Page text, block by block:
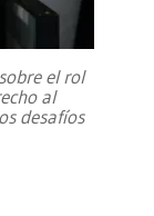
el rol
al
desafíos